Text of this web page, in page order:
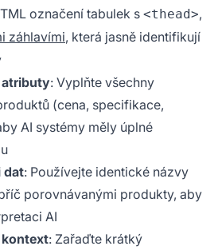
označení tabulek s <thead>,
záhlavími, která jasně identifikují
: Vyplňte všechny
(cena, specifikace,
AI systémy měly úplné
dat: Používejte identické názvy
porovnávanými produkty, aby
AI
: Zařaďte krátký